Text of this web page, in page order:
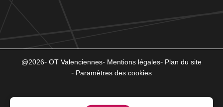
@2026 OT Valenciennes Mentions légales
Plan du site
Paramètres des cookies